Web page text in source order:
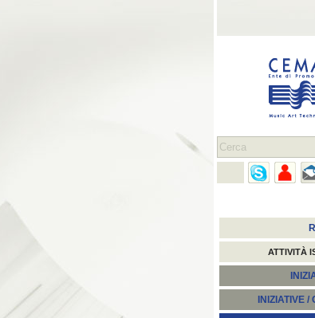
ATTIVITÀ
INIZIATIVE /